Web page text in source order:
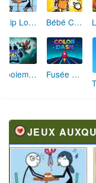
Skip Love: L'Amour en Péril Bébé Clic Italien: La Folie des Petits Bambins
Aboiement Stellaire : Aventure Canine Fusée Chromatique: La Course des Couleurs
JEUX